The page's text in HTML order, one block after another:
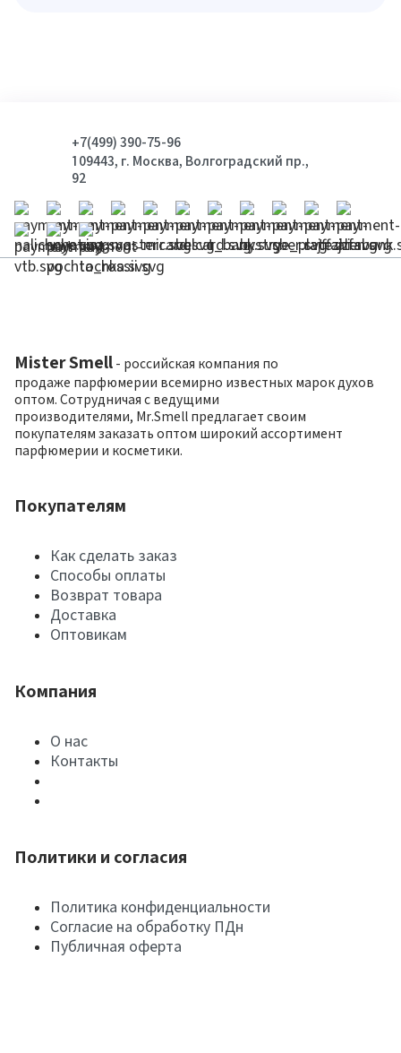
+7(499) 390-75-96
109443, г. Москва, Волгоградский пр.,
92
Mister Smell - российская компания по
продаже парфюмерии всемирно известных марок духов
оптом. Сотрудничая с ведущими
производителями, Mr.Smell предлагает своим
покупателям заказать оптом широкий ассортимент
парфюмерии и косметики.
Покупателям
Как сделать заказ
Способы оплаты
Возврат товара
Доставка
Оптовикам
Компания
О нас
Контакты
Политики и согласия
Политика конфиденциальности
Согласие на обработку ПДн
Публичная оферта